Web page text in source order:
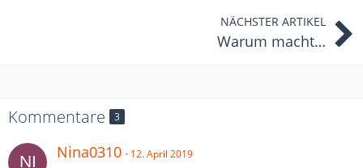
NÄCHSTER ARTIKEL
Warum macht…
Kommentare 3
Nina0310 12. April 2019